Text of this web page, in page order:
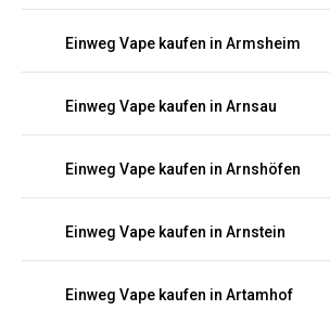
Einweg Vape kaufen in Armsheim
Einweg Vape kaufen in Arnsau
Einweg Vape kaufen in Arnshöfen
Einweg Vape kaufen in Arnstein
Einweg Vape kaufen in Artamhof